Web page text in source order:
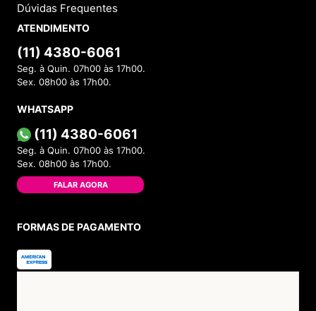
Dúvidas Frequentes
ATENDIMENTO
(11) 4380-6061
Seg. à Quin. 07h00 às 17h00.
Sex. 08h00 às 17h00.
WHATSAPP
(11) 4380-6061
Seg. à Quin. 07h00 às 17h00.
Sex. 08h00 às 17h00.
FALAR AGORA
FORMAS DE PAGAMENTO